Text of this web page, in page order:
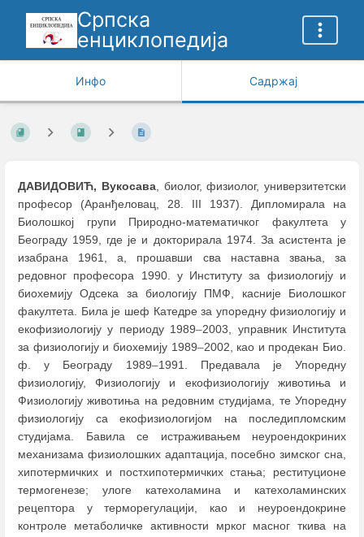
Српска
енциклопедија
Инфо Садржај
ДАВИДОВИЋ, Вукосава, биолог, физиолог, универзитетски
професор (Аранђеловац, 28. III 1937). Дипломирала на
Биолошкој групи Природно-математичког факултета у
Београду 1959, где је и докторирала 1974. За асистента је
изабрана 1961, а, прошавши сва наставна звања, за
редовног професора 1990. у Институту за физиологију и
биохемију Одсека за биологију ПМФ, касније Биолошког
факултета. Била је шеф Катедре за упоредну физиологију и
екофизиологију у периоду 1989–2003, управник Института
за физиологију и биохемију 1989–2002, као и продекан Био.
ф. у Београду 1989–1991. Предавала је Упоредну
физиологију, Физиологију и екофизиологију животиња и
Физиологију животиња на редовним студијама, те Упоредну
физиологију са екофизиологијом на последипломским
студијама. Бавила се истраживањем неуроендокриних
механизама физиолошких адаптација, посебно зимског сна,
хипотермичких и постхипотермичких стања; реституционе
термогенезе; улоге катехоламина и катехоламинских
рецептора у терморегулацији, као и неуроендокрине
контроле метаболичке активности мрког масног ткива на